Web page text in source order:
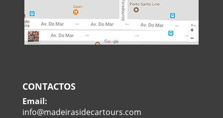
CONTACTOS
Email:
info@madeirasidecartours.com